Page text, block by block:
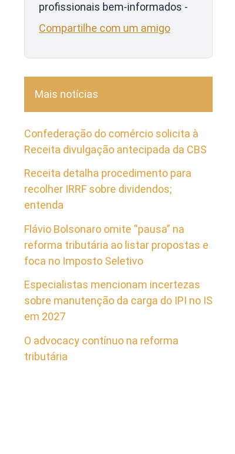
profissionais bem-informados -
Compartilhe com um amigo
Mais notícias
Confederação do comércio solicita à
Receita divulgação antecipada da CBS
Receita detalha procedimento para
recolher IRRF sobre dividendos;
entenda
Flávio Bolsonaro omite “pausa” na
reforma tributária ao listar propostas e
foca no Imposto Seletivo
Especialistas mencionam incertezas
sobre manutenção da carga do IPI no IS
em 2027
O advocacy contínuo na reforma
tributária